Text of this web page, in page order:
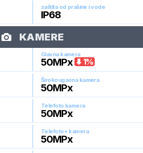
zaštita od prašine i vode
IP68
KAMERE
Glavna kamera
50MPx 1%
Širokougaona kamera
50MPx
Telefoto kamera
50MPx
Telefoto+ kamera
50MPx